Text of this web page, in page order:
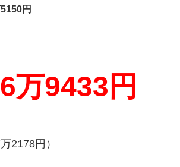
円
万9433円
2178円）